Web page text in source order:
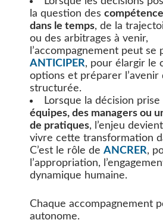
la question des
dans le temps, de la
ou des arbitrages à venir,
l’accompagnement peut se
ANTICIPER, pour élargir le
options et préparer l’avenir
structurée.
Lorsque la décision
équipes, des managers ou
de pratiques, l’enjeu
vivre cette transformation
C’est le rôle deANCRER,
l’appropriation,
dynamique humaine.
Chaque accompagnement
autonome.